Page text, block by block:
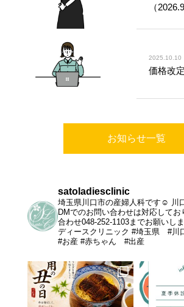
（
2025.10.10
価格改
お知らせ一覧
satoladiesclinic
埼玉県川口市の産婦人科です‪‪☺︎‬ 川
DMでのお問い合わせは対応してお
合わせ048-252-1103までお願いし
ディースクリニック #埼玉県 #川
#お産 #赤ちゃん #出産